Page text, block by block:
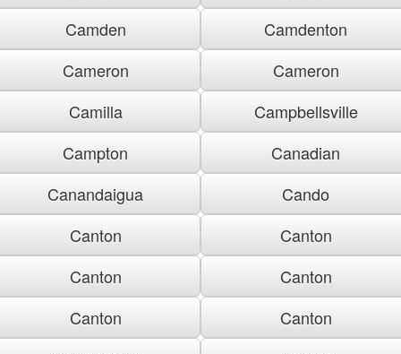
Camden
Camdenton
Cameron
Cameron
Camilla
Campbellsville
Campton
Canadian
Canandaigua
Cando
Canton
Canton
Canton
Canton
Canton
Canton